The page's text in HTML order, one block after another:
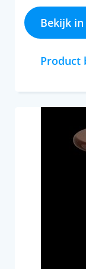
Bekijk
Product